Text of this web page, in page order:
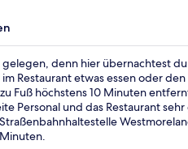
denn hier übernachtest
Restaurant etwas essen oder
Fuß höchstens 10 Minuten
Personal und das Restaurant